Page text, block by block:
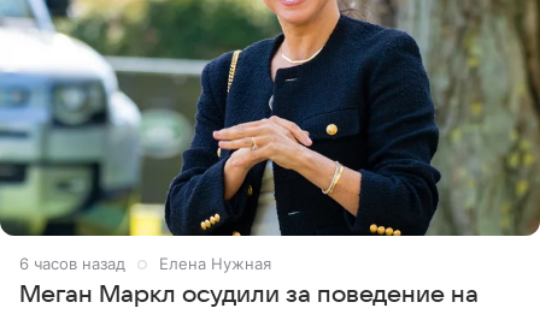
6 часов назад Елена Нужная
Меган Маркл осудили за поведение на